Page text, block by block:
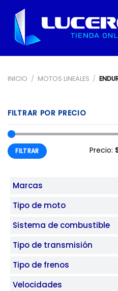
contenido
INICIO / MOTOS LINEALES /
FILTRAR POR PRECIO
Precio
mínimo
Precio
máximo
FILTRAR Precio:
Marcas
Tipo de moto
Sistema de combustible
Tipo de transmisión
Tipo de frenos
Velocidades